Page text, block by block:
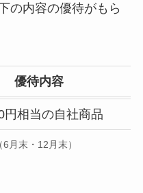
の内容の優待がもら
優待内容
円相当の自社商品
月末・12月末）